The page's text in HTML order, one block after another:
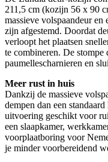
211,5 cm (kozijn 56 x 90
massieve volspaandeur
zijn afgestemd. Doordat
verloopt het plaatsen
te combineren. De
paumellescharnieren en
Meer rust in huis
Dankzij de massieve
dempen dan een
uitvoering geschikt voor
een slaapkamer,
voorplaatboring voor
je minder voorbereidend